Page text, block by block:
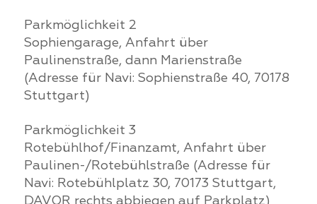
Parkmöglichkeit 2
Sophiengarage, Anfahrt über
Paulinenstraße, dann Marienstraße
(Adresse für Navi: Sophienstraße 40, 70178
Stuttgart)
Parkmöglichkeit 3
Rotebühlhof/Finanzamt, Anfahrt über
Paulinen-/Rotebühlstraße (Adresse für
Navi: Rotebühlplatz 30, 70173 Stuttgart,